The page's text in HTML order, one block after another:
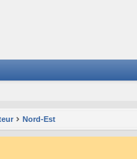
Nord-Est